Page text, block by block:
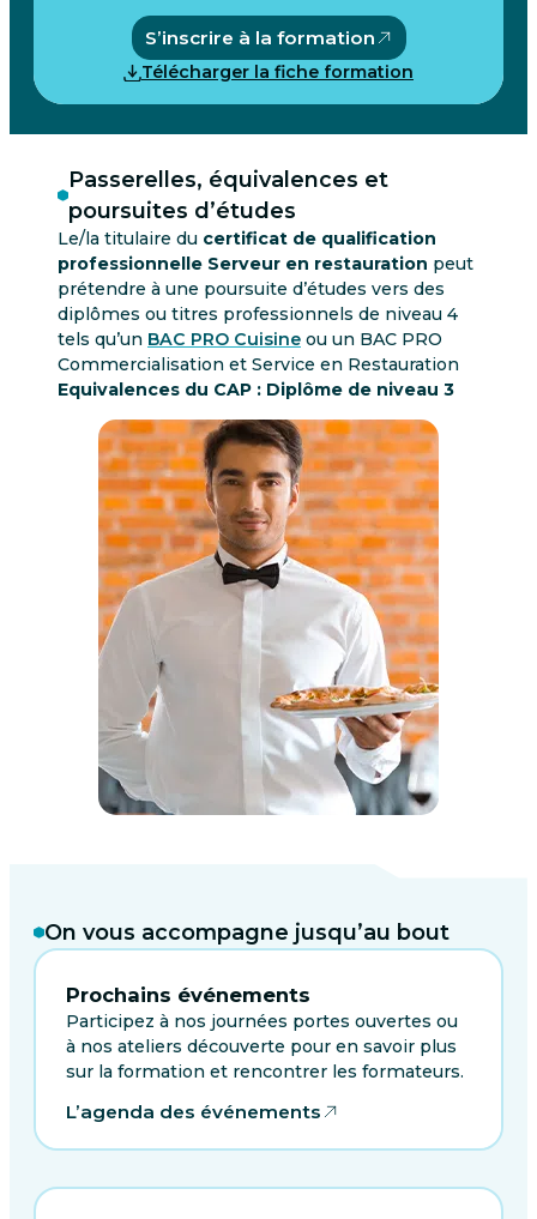
S’inscrire à la formation
Télécharger la fiche formation
Passerelles, équivalences et
poursuites d’études
Le/la titulaire du certificat de qualification
professionnelle Serveur en restauration peut
prétendre à une poursuite d’études vers des
diplômes ou titres professionnels de niveau 4
tels qu’un BAC PRO Cuisine ou un BAC PRO
Commercialisation et Service en Restauration
Equivalences du CAP : Diplôme de niveau 3
On vous accompagne jusqu’au bout
Prochains événements
Participez à nos journées portes ouvertes ou
à nos ateliers découverte pour en savoir plus
sur la formation et rencontrer les formateurs.
L’agenda des événements